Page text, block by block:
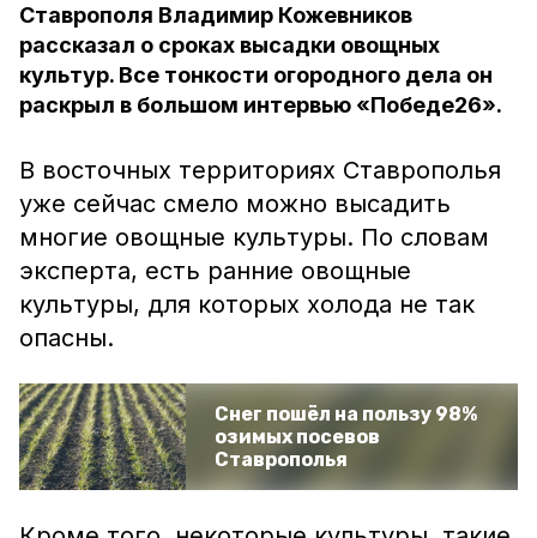
Ставрополя Владимир Кожевников
рассказал о сроках высадки овощных
культур. Все тонкости огородного дела он
раскрыл в большом интервью «Победе26».
В восточных территориях Ставрополья
уже сейчас смело можно высадить
многие овощные культуры. По словам
эксперта, есть ранние овощные
культуры, для которых холода не так
опасны.
Снег пошёл на пользу 98%
озимых посевов
Ставрополья